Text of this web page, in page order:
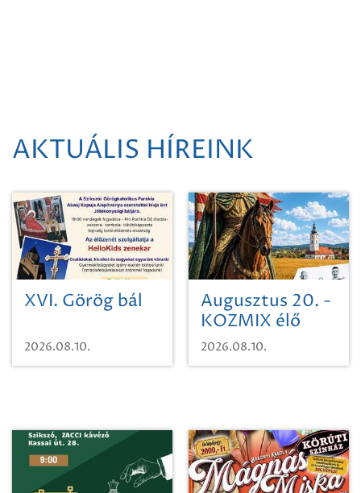
AKTUÁLIS HÍREINK
XVI. Görög bál
2026.08.10.
Augusztus 20. -
KOZMIX élő
koncert
2026.08.10.